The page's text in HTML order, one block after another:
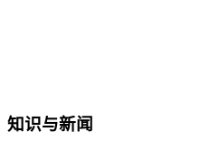
知识与新闻